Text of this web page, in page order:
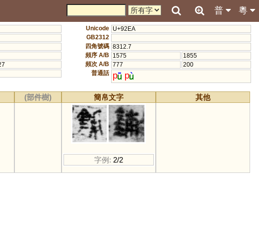
粵
普
Unicode U+92EA
GB2312
四角號碼 8312.7
頻序 A/B
1575
1855
頻次 A/B 777
200
普通話 p p
(部件樹) 簡帛文字
字例: 2/2
其他